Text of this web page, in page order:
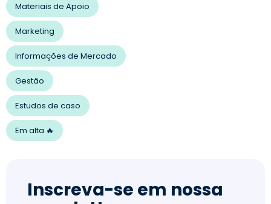
Materiais de Apoio
Marketing
Informações de Mercado
Gestão
Estudos de caso
Em alta 🔥
Inscreva-se em nossa